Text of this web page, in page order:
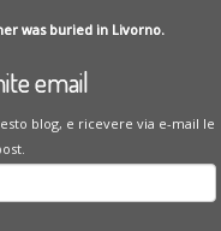
was buried in Livorno.
email
blog, e ricevere via e-mail le